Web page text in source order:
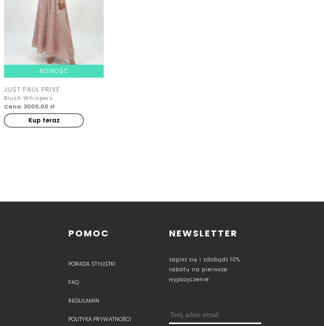
NOWOŚĆ
JUST PAUL PRIVE
Blush Whispers
Cena: 3000,00 zł
Kup teraz
POMOC
PORADA STYLISTKI
FAQ
REGULAMIN
POLITYKA PRYWATNOŚCI
NEWSLETTER
zapisz się i zdobądź 10%
rabatu na pierwsze
wypożyczenie